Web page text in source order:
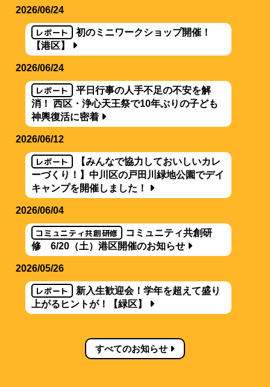
2026/06/24
レポート
初のミニワークショップ開催！
【港区】
2026/06/24
レポート
平日行事の人手不足の不安を解
消！ 西区・浄心天王祭で10年ぶりの子ども
神輿復活に密着
2026/06/12
レポート
【みんなで協力しておいしいカレ
ーづくり！】中川区の戸田川緑地公園でデイ
キャンプを開催しました！
2026/06/04
コミュニティ共創研修
コミュニティ共創研
修 6/20（土）港区開催のお知らせ
2026/05/26
レポート
新入生歓迎会！学年を超えて盛り
上がるヒントが！【緑区】
すべてのお知らせ